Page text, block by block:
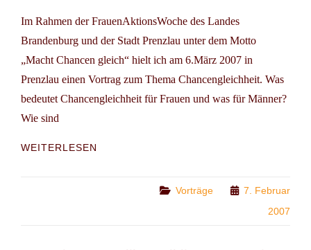
Im Rahmen der FrauenAktionsWoche des Landes
Brandenburg und der Stadt Prenzlau unter dem Motto
„Macht Chancen gleich“ hielt ich am 6.März 2007 in
Prenzlau einen Vortrag zum Thema Chancengleichheit. Was
bedeutet Chancengleichheit für Frauen und was für Männer?
Wie sind
WEITERLESEN
Categories
Vorträge
7. Februar
2007